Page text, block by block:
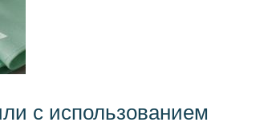
с использованием